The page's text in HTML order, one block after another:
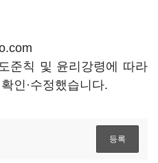
준칙 및 윤리강령에 따라
인·수정했습니다.